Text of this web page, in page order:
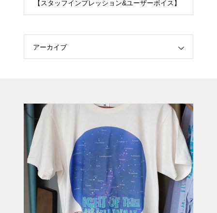
【スタッフインプレッション&ユーザーボイス】
アーカイブ